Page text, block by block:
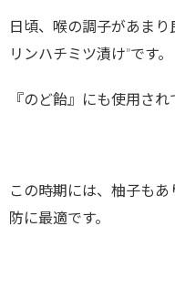
日頃、喉の調子があま
リンハチミツ漬け”です。
『のど飴』にも使用され
この時期には、柚子もあ
防に最適です。